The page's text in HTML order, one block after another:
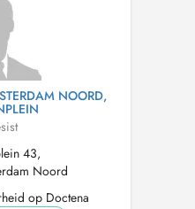
NOORD,
43,
Noord
op Doctena